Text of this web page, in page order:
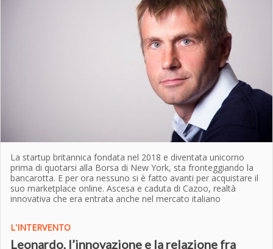
La startup britannica fondata nel 2018 e diventata unicorno
prima di quotarsi alla Borsa di New York, sta fronteggiando la
bancarotta. E per ora nessuno si è fatto avanti per acquistare il
suo marketplace online. Ascesa e caduta di Cazoo, realtà
innovativa che era entrata anche nel mercato italiano
L'INTERVENTO
Leonardo, l’innovazione e la relazione fra